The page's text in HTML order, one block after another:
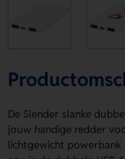
De Slender slanke
jouw handige redder
lichtgewicht